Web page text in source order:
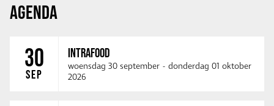
AGENDA
30
SEP
INTRAFOOD
woensdag 30 september - donderdag 01 oktober
2026